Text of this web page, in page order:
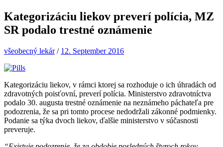
Kategorizáciu liekov preverí polícia, MZ
SR podalo trestné oznámenie
všeobecný lekár/ 12. September 2016
Kategorizáciu liekov, v rámci ktorej sa rozhoduje o ich úhradách od
zdravotných poisťovní, preverí polícia. Ministerstvo zdravotníctva
podalo 30. augusta trestné oznámenie na neznámeho páchateľa pre
podozrenia, že sa pri tomto procese nedodržali zákonné podmienky.
Podanie sa týka dvoch liekov, ďalšie ministerstvo v súčasnosti
preveruje.